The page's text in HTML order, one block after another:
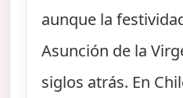
aunque la
Asunción de la
siglos atrás. En